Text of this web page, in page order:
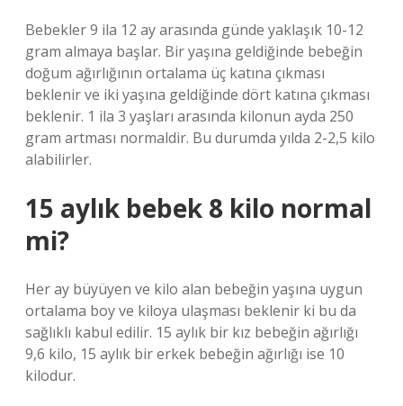
Bebekler 9 ila 12 ay arasında günde yaklaşık 10-12
gram almaya başlar. Bir yaşına geldiğinde bebeğin
doğum ağırlığının ortalama üç katına çıkması
beklenir ve iki yaşına geldiğinde dört katına çıkması
beklenir. 1 ila 3 yaşları arasında kilonun ayda 250
gram artması normaldir. Bu durumda yılda 2-2,5 kilo
alabilirler.
15 aylık bebek 8 kilo normal
mi?
Her ay büyüyen ve kilo alan bebeğin yaşına uygun
ortalama boy ve kiloya ulaşması beklenir ki bu da
sağlıklı kabul edilir. 15 aylık bir kız bebeğin ağırlığı
9,6 kilo, 15 aylık bir erkek bebeğin ağırlığı ise 10
kilodur.